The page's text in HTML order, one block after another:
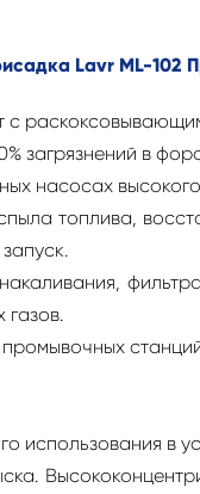
Lavr ML-102
загрязнений в
насосах
топлива,
использования в